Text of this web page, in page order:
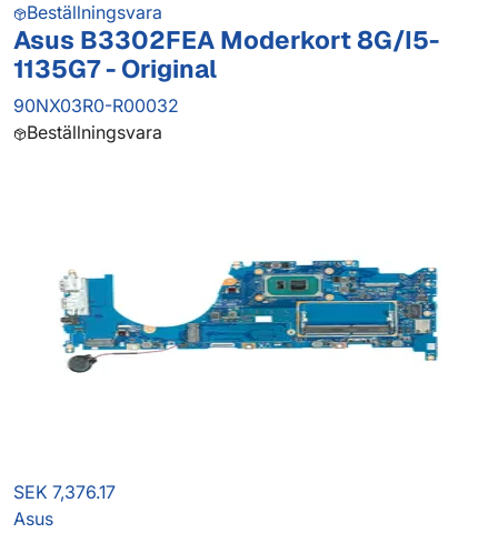
Beställningsvara
Asus B3302FEA Moderkort 8G/I5-
1135G7 - Original
90NX03R0-R00032
Beställningsvara
SEK 7,376.17
Asus